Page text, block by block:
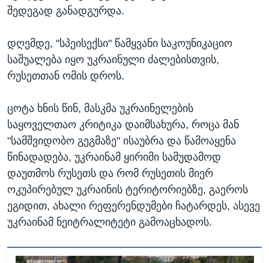
შედეგად განადგურდა.
დღემდე, "სპეისექსი" წამყვანი საკოუნიკაციო
საშუალება იყო უკრაინული ძალებისთვის,
რუსეთთან ომის დროს.
ცოტა ხნის წინ, მასკმა უკრაინელების
საყოველთაო კრიტიკა დაიმსახურა, როცა მან
"სამშვიდობო გეგმაზე" ისაუბრა და წამოაყენა
წინადადება, უკრაინამ ყირიმი სამუდამოდ
დაუთმოს რუსეთს და რომ რუსეთის მიერ
ოკუპირებულ უკრაინის ტერიტორიებზე, გაეროს
ეგიდით, ახალი რეფერენდუმები ჩატარდეს, ასევე
უკრაინამ ნეიტრალიტეტი გამოაცხადოს.